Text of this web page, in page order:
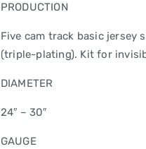
PRODUCTION
Five cam track basic jersey
(triple-plating). Kit for
DIAMETER
24″ – 30″
GAUGE